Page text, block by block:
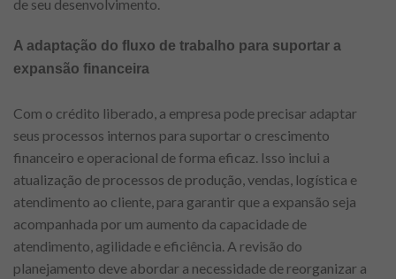
de seu desenvolvimento.
A adaptação do fluxo de trabalho para suportar a
expansão financeira
Com o crédito liberado, a empresa pode precisar adaptar
seus processos internos para suportar o crescimento
financeiro e operacional de forma eficaz. Isso inclui a
atualização de processos de produção, vendas, logística e
atendimento ao cliente, para garantir que a expansão seja
acompanhada por um aumento da capacidade de
atendimento, agilidade e eficiência. A revisão do
planejamento deve abordar a necessidade de reorganizar a